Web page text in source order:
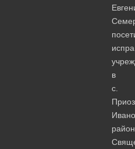
в
с.